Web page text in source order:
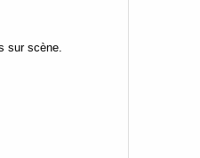
sur scène.